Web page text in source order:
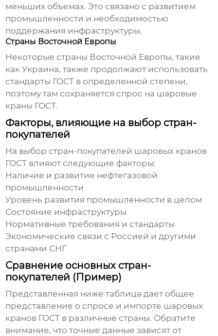
меньших объемах. Это связано с развитием
промышленности и необходимостью
поддержания инфраструктуры.
Страны Восточной Европы
Некоторые страны Восточной Европы, такие
как Украина, также продолжают использовать
стандарты ГОСТ в определенной степени,
поэтому там сохраняется спрос на шаровые
краны ГОСТ.
Факторы, влияющие на выбор стран-
покупателей
На выбор стран-покупателей шаровых кранов
ГОСТ влияют следующие факторы:
Наличие и развитие нефтегазовой
промышленности
Уровень развития промышленности в целом
Состояние инфраструктуры
Нормативные требования и стандарты
Экономические связи с Россией и другими
странами СНГ
Сравнение основных стран-
покупателей (Пример)
Представленная ниже таблица дает общее
представление о спросе и импорте шаровых
кранов ГОСТ в различные страны. Обратите
внимание, что точные данные зависят от